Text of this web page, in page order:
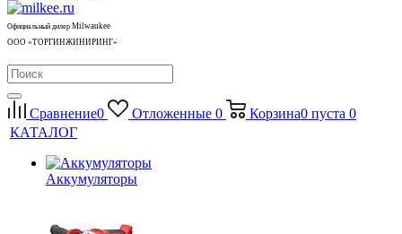
Официальный дилер Milwaukee
ООО «ТОРГИНЖИНИРИНГ»
Сравнение0 Отложенные 0 Корзина0 пуста 0
КАТАЛОГ
Аккумуляторы